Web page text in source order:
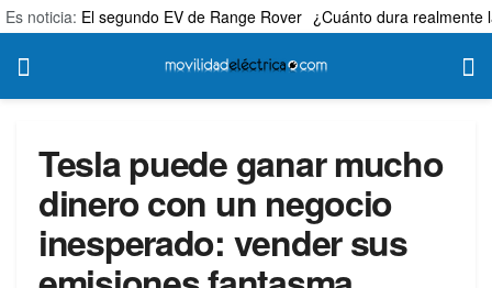
Es noticia: El segundo EV de Range Rover ¿Cuánto dura realmente
Tesla puede ganar mucho
dinero con un negocio
inesperado: vender sus